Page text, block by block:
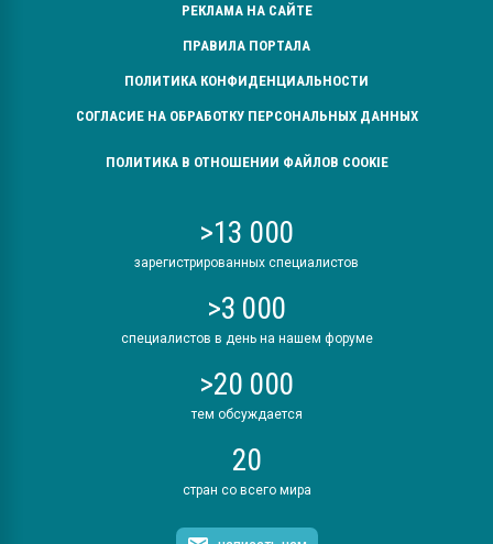
РЕКЛАМА НА САЙТЕ
ПРАВИЛА ПОРТАЛА
ПОЛИТИКА КОНФИДЕНЦИАЛЬНОСТИ
СОГЛАСИЕ НА ОБРАБОТКУ ПЕРСОНАЛЬНЫХ ДАННЫХ
ПОЛИТИКА В ОТНОШЕНИИ ФАЙЛОВ COOKIE
>13 000
зарегистрированных специалистов
>3 000
специалистов в день на нашем форуме
>20 000
тем обсуждается
20
стран со всего мира